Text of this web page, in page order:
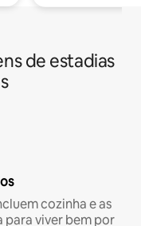
de estadias
cozinha e as
para viver bem por